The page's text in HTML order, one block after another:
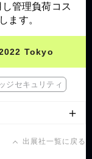
管理負荷コス
ます。
Tokyo
ジセキュリティ
出展社一覧に戻る